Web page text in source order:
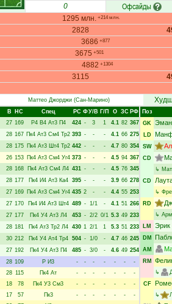
0 Офсайды
1295 млн. +214 млн.
2828
3686 +877
3675 +501
4882 +1304
3115
Маттео Джорджи (Сан-Марино)
В НC Спец РC ФУ/В Г/П О ЗС РФ
27 169 Р4 В4 Ат3 П4 424 - 3 1 4.1 82 367
28 167 Пк4 Ат3 См4 Тр2 393 - - - 4.1 66 275
28 175 Пк4 Ат3 Шт4 Тр2 442 - - - 4.7 80 354
26 153 Пк4 Ат3 См4 Уг4 373 - - - 4.5 94 367
28 168 Пк4 Ат3 См4 Л4 431 - - - 4.5 76 345
28 177 Пк4 И4 Ат3 Ка4 395 - - - 3.9 66 278
27 169 Пк4 Ат3 См4 Уг4 435 2 - - 4.4 55 253
27 170 Пк4 И4 Ат3 Шт4 489 - 1/1 - 4.1 51 266
27 177 Пк4 У4 Ат3 Л4 453 - 2/2 0/1 5.3 49 233
28 181 Пк4 Ат3 Тр2 Л4 430 1 2/1 1 5.3 51 233
30 212 Пк4 У4 Ат4 Тр4 504 - 1/0 - 4.7 46 245
27 192 Пк4 У4 Ат3 П4 485 - 3/0 - 4.6 49 254
28 109 Р И3 - - - - - -
-
28 115 Пк4 Ат - - - - - -
-
18 78 Пк4 У3 См3 - - - - - -
-
17 57 Пк3 - - - - - -
-
Поз
GK
LD
SW
CD
↳
CD
↳
RD
↳
LM
Эрик
DM
AM
RM
↳
CF
↳